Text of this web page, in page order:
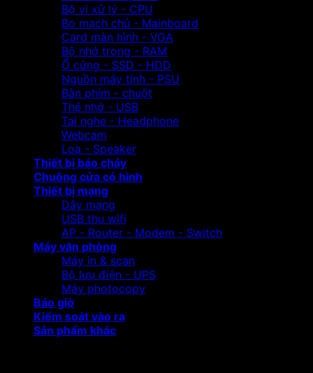
Bộ vi xử lý - CPU
Bo mạch chủ - Mainboard
Card màn hình - VGA
Bộ nhớ trong - RAM
Ổ cứng - SSD - HDD
Nguồn máy tính - PSU
Bàn phím - chuột
Thẻ nhớ - USB
Tai nghe - Headphone
Webcam
Loa - Speaker
Thiết bị báo cháy
Chuông cửa có hình
Thiết bị mạng
Dây mạng
USB thu wifi
AP - Router - Modem - Switch
Máy văn phòng
Máy in & scan
Bộ lưu điện - UPS
Máy photocopy
Báo giờ
Kiểm soát vào ra
Sản phẩm khác